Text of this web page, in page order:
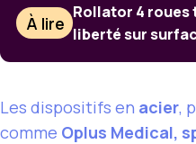
À lire
Rollator 4
liberté sur
Les dispositifs en acier,
comme Oplus Medical,